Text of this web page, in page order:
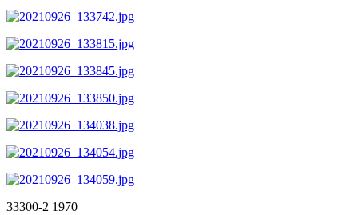
33300-2 1970